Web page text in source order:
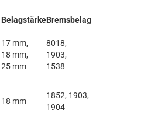
BelagstärkeBremsbelag
17 mm,
18 mm,
25 mm
8018,
1903,
1538
18 mm
1852, 1903,
1904